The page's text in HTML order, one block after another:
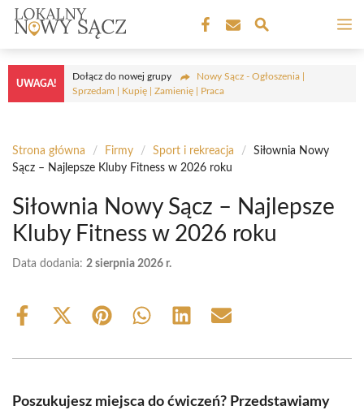
Przejdź
treści
UWAGA!
Dołącz do nowej grupy
Nowy Sącz - Ogłoszenia |
Sprzedam | Kupię | Zamienię | Praca
Strona główna / Firmy / Sport i rekreacja /
Siłownia Nowy
Sącz – Najlepsze Kluby Fitness w 2026 roku
Siłownia Nowy Sącz – Najlepsze
Kluby Fitness w 2026 roku
Data dodania: 2 sierpnia 2026 r.
Share
Share
(Twitter)
Share Share Share Share
Poszukujesz miejsca do ćwiczeń? Przedstawiamy